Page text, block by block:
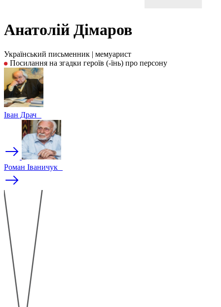
Анатолій Дімаров
Український письменник | мемуарист
Посилання на згадки героїв (-їнь) про персону
Іван Драч
Роман Іваничук